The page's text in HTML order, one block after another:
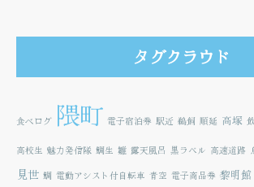
タグクラウド
食べログ 隈町 電子宿泊券 駅近 鵜飼 順延 高塚
高校生 魅力発信隊 鯛生 雛 露天風呂 黒ラベル 高速道路
見世 鯛 電動アシスト付自転車 青空 電子商品券 黎明館